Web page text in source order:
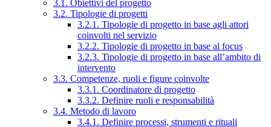
3.1. Obiettivi del progetto
3.2. Tipologie di progetti
3.2.1. Tipologie di progetto in base agli attori
coinvolti nel servizio
3.2.2. Tipologie di progetto in base al focus
3.2.3. Tipologie di progetto in base all’ambito di
intervento
3.3. Competenze, ruoli e figure coinvolte
3.3.1. Coordinatore di progetto
3.3.2. Definire ruoli e responsabilità
3.4. Metodo di lavoro
3.4.1. Definire processi, strumenti e rituali